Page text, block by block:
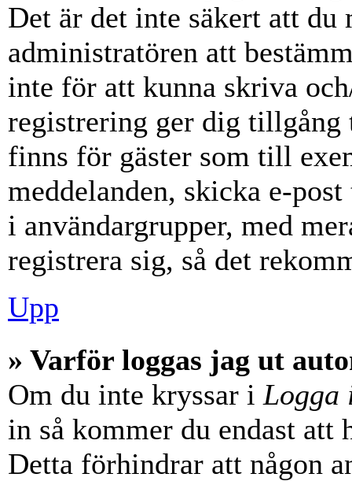
Det är det inte säkert att
administratören att
inte för att kunna skriva
registrering ger dig
finns för gäster som till
meddelanden, skicka e-
i användargrupper, med
registrera sig, så det
Upp
» Varför loggas jag ut
Om du inte kryssar i Logga
in så kommer du endast
Detta förhindrar att någon